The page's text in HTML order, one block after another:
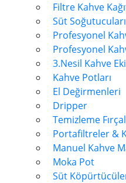
Filtre Kahve
Süt Soğutucuları
Profesyonel
Profesyonel
3.Nesil Kahve
Kahve Potları
El Değirmenleri
Dripper
Temizleme
Portafiltreler &
Manuel Kahve
Moka Pot
Süt